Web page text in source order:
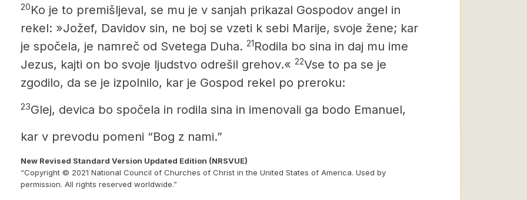
20Ko je to premišljeval, se mu je v sanjah prikazal Gospodov angel in
rekel: »Jožef, Davidov sin, ne boj se vzeti k sebi Marije, svoje žene; kar
je spočela, je namreč od Svetega Duha. 21Rodila bo sina in daj mu ime
Jezus, kajti on bo svoje ljudstvo odrešil grehov.« 22Vse to pa se je
zgodilo, da se je izpolnilo, kar je Gospod rekel po preroku:
23Glej, devica bo spočela in rodila sina in imenovali ga bodo Emanuel,
kar v prevodu pomeni “Bog z nami.”
New Revised Standard Version Updated Edition (NRSVUE)
“Copyright © 2021 National Council of Churches of Christ in the United States of America. Used by
permission. All rights reserved worldwide.”